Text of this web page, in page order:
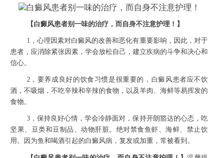
【白癜风患者别一味的治疗，而自身不注意护理！】
1，心理因素对白癜风的改善和恶化有重要影响，因此，对于
患者，应消除紧张因素，学会放松自己，建立疾病的斗争和决心和
信心。
2，要养成良好的饮食习惯是很重要的，白癜风患者应不饮
酒，不吸烟，不吃辛辣和辛辣的食物，以及羊肉、海鲜等易挥发的
食物。
3，保持良好心情，学会冷静面对，保持开朗豁达的心态，吃
坚果、豆类和豆制品、动物肝脏。绝对禁食鱼虾、海鲜、禁止饮
用。因为鱼和喝酒引起的白癜风病，复发或加重，常被看到。